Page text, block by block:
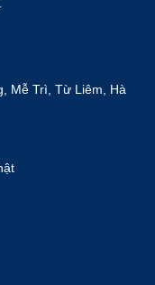
Mễ Trì, Từ Liêm, Hà